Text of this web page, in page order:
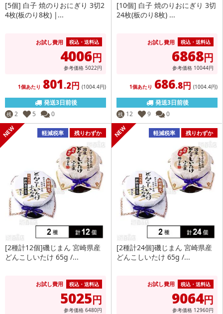
[5個] 白子 焼のりおにぎり 3切2
4枚(板のり8枚) |...
お試し費用 税込・送料込
4006円
参考価格 5022円
1個あたり 801.2円 (1004.4円)
発送3日前後
残 2 5 0
[10個] 白子 焼のりおにぎり 3切
24枚(板のり8枚) ...
お試し費用 税込・送料込
6868円
参考価格 10044円
1個あたり 686.8円 (1004.4円)
発送3日前後
残 12 9 0
軽減税率 残りわずか
[2種計12個]磯じまん 宮崎県産
どんこしいたけ 65g /...
お試し費用 税込・送料込
5025円
参考価格 6480円
軽減税率 残りわずか
[2種計24個]磯じまん 宮崎県産
どんこしいたけ 65g /...
お試し費用 税込・送料込
9064円
参考価格 12960円